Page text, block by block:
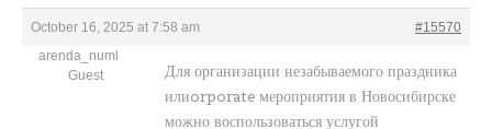
October 16, 2025 at 7:58 am
#15570
arenda_numl
Guest
Для организации незабываемого праздника
илиorporate мероприятия в Новосибирске
можно воспользоваться услугой